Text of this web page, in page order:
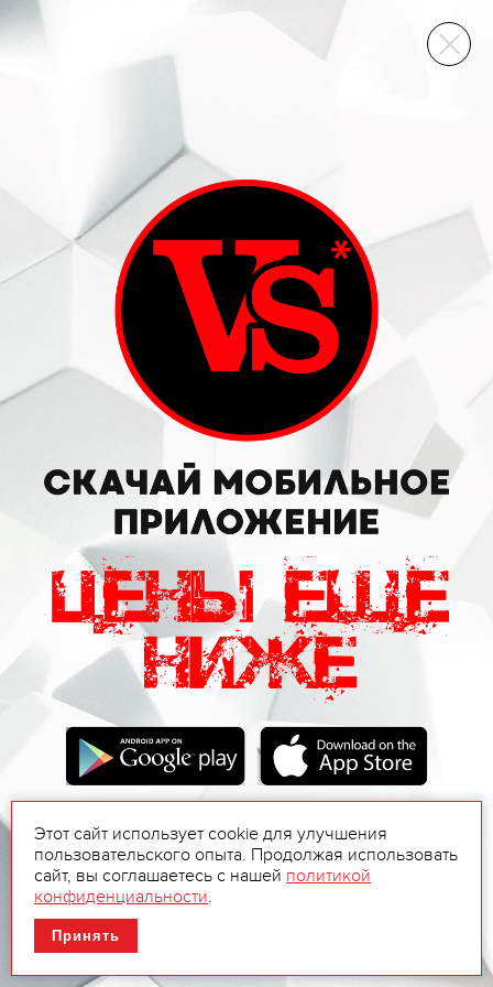
ВИННЫЙ СКЛАД
Этот сайт использует cookie для улучшения
пользовательского опыта. Продолжая использовать
сайт, вы соглашаетесь с нашей политикой
конфиденциальности.
Принять